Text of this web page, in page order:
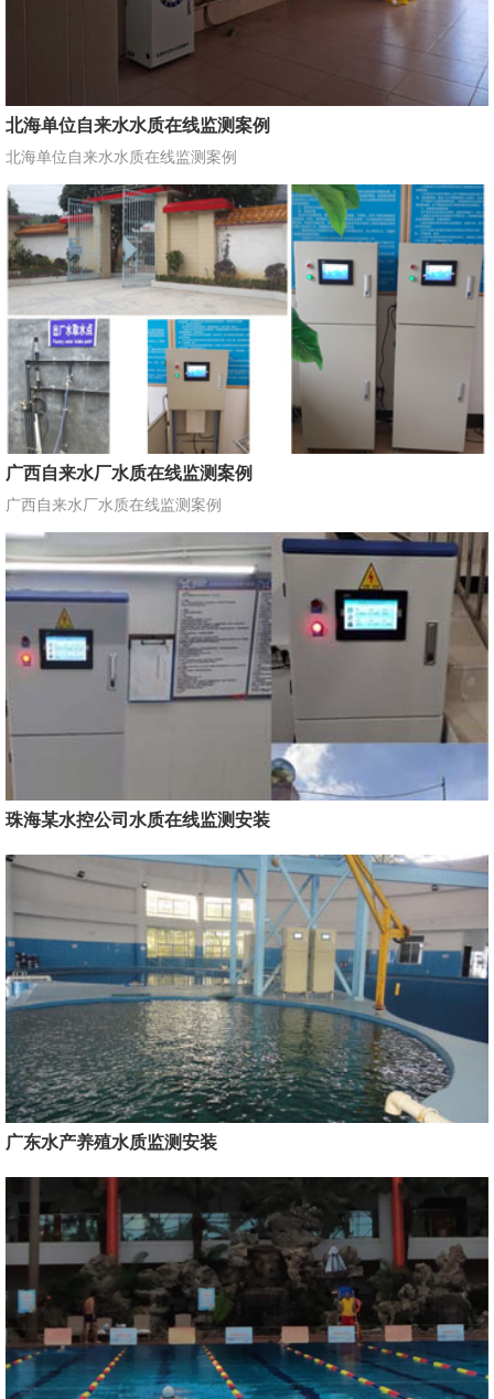
北海单位自来水水质在线监测案例
北海单位自来水水质在线监测案例
广西自来水厂水质在线监测案例
广西自来水厂水质在线监测案例
珠海某水控公司水质在线监测安装
广东水产养殖水质监测安装